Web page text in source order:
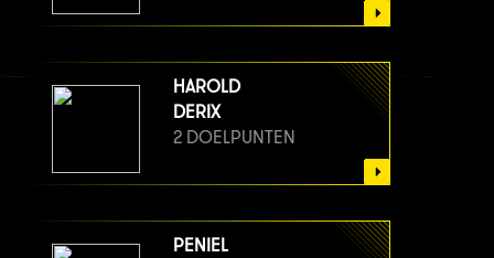
HAROLD
DERIX
2 DOELPUNTEN
PENIEL